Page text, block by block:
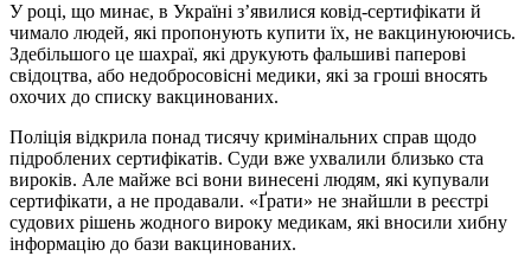
У році, що минає, в Україні з’явилися ковід-сертифікати й
чимало людей, які пропонують купити їх, не вакцинуюючись.
Здебільшого це шахраї, які друкують фальшиві паперові
свідоцтва, або недобросовісні медики, які за гроші вносять
охочих до списку вакцинованих.
Поліція відкрила понад тисячу кримінальних справ щодо
підроблених сертифікатів. Суди вже ухвалили близько ста
вироків. Але майже всі вони винесені людям, які купували
сертифікати, а не продавали. «Ґрати» не знайшли в реєстрі
судових рішень жодного вироку медикам, які вносили хибну
інформацію до бази вакцинованих.